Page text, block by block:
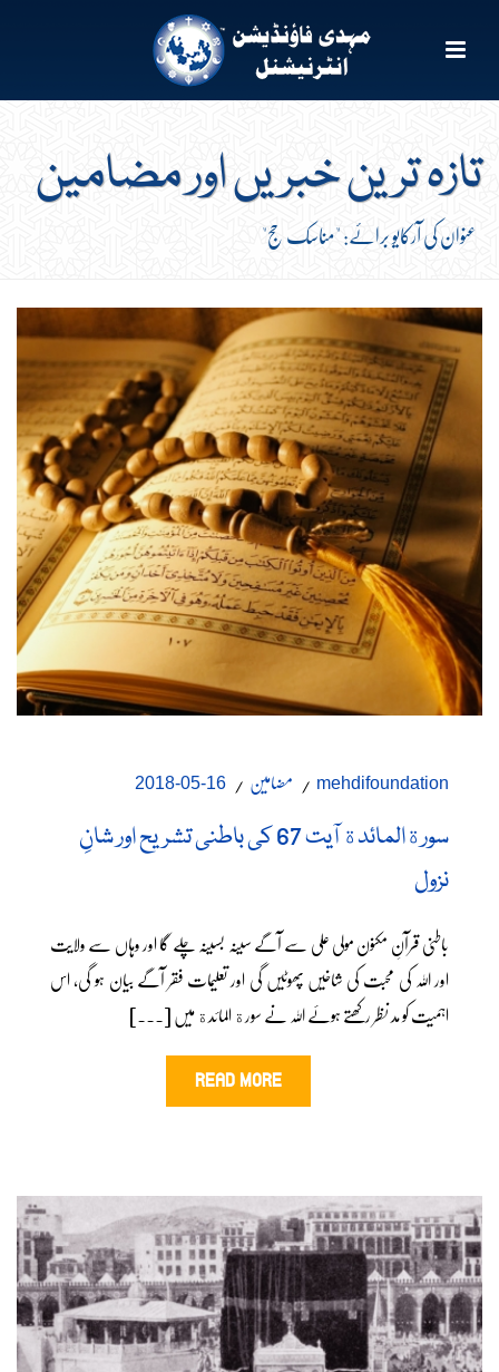
تازہ ترین خبریں اور مضامین
عنوان کی آرکایو برائے: "مناسک حج"
mehdifoundation مضامین 16-05-2018
سورةالمائدة آیت 67 کی باطنی تشریح اور شانِ
نزول
باطنی قرآنِ مکنون مولی علی سے آگے سینہ بسینہ چلے گا اور وہاں سے ولایت
اور اللہ کی محبت کی شاخیں پھوٹیں گی اور تعلیمات فقر آگے بیان ہو گی، اس
اہمیت کو مد نظر رکھتے ہوئے اللہ نے سورة المائدة میں [...]
READ MORE